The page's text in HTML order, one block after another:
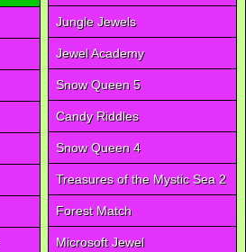
Jungle Jewels
Jewel Academy
Snow Queen 5
Candy Riddles
Snow Queen 4
Treasures of the Mystic Sea 2
Forest Match
Microsoft Jewel